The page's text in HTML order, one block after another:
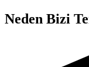
Neden Bizi